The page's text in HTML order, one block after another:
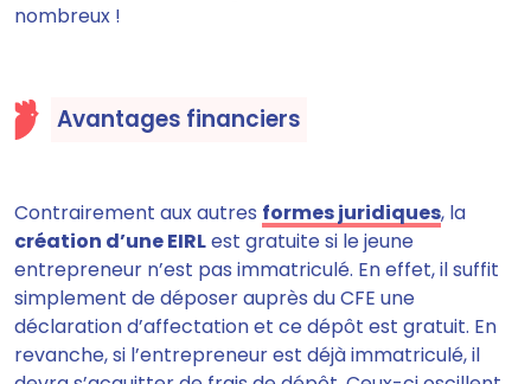
nombreux !
Avantages financiers
Contrairement aux autres formes juridiques, la
création d’une EIRLest gratuite si le jeune
entrepreneur n’est pas immatriculé. En effet, il suffit
simplement de déposer auprès du CFE une
déclaration d’affectation et ce dépôt est gratuit. En
revanche, si l’entrepreneur est déjà immatriculé, il